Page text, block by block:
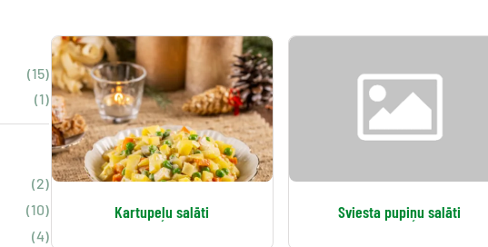
(15)
(1)
(2)
(10)
(4)
Kartupeļu salāti Sviesta pupiņu salāti